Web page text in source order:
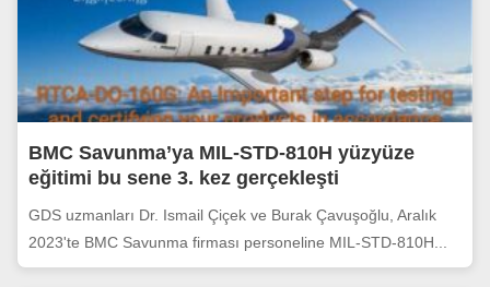
BMC Savunma’ya MIL-STD-810H yüzyüze
eğitimi bu sene 3. kez gerçekleşti
GDS uzmanları Dr. Ismail Çiçek ve Burak Çavuşoğlu, Aralık
2023'te BMC Savunma firması personeline MIL-STD-810H...